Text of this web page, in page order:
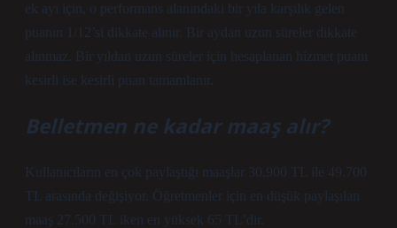
ek ayı için, o performans alanındaki bir yıla karşılık gelen
puanın 1/12’si dikkate alınır. Bir aydan uzun süreler dikkate
alınmaz. Bir yıldan uzun süreler için hesaplanan hizmet puanı
kesirli ise kesirli puan tamamlanır.
Belletmen ne kadar maaş alır?
Kullanıcıların en çok paylaştığı maaşlar 30.900 TL ile 49.700
TL arasında değişiyor. Öğretmenler için en düşük paylaşılan
maaş 27.500 TL iken en yüksek 65 TL’dir.